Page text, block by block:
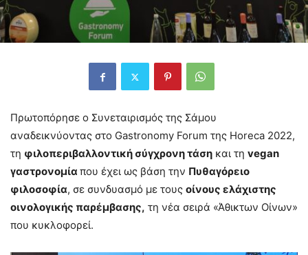
Πρωτοπόρησε ο Συνεταιρισμός της Σάμου
αναδεικνύοντας στo Gastronomy Forum της Horeca 2022,
τη φιλοπεριβαλλοντική σύγχρονη τάση και τη vegan
γαστρονομία που έχει ως βάση την Πυθαγόρειο
φιλοσοφία, σε συνδυασμό με τους οίνους ελάχιστης
οινολογικής παρέμβασης, τη νέα σειρά «Άθικτων Οίνων»
που κυκλοφορεί.